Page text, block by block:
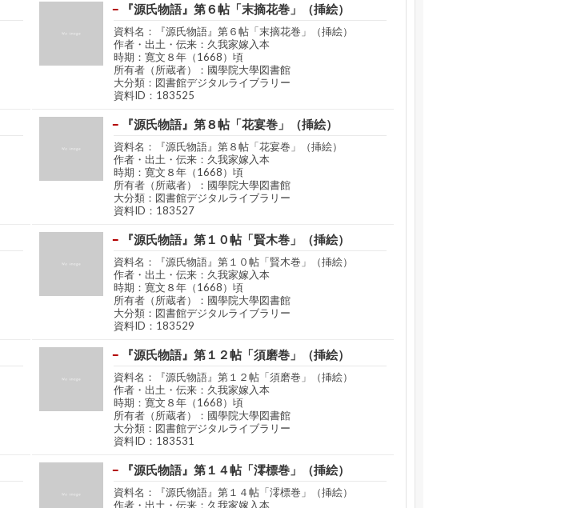
『源氏物語』第６帖「末摘花巻」（挿絵）
資料名：『源氏物語』第６帖「末摘花巻」（挿絵）
作者・出土・伝来：久我家嫁入本
時期：寛文８年（1668）頃
所有者（所蔵者）：國學院大學図書館
大分類：図書館デジタルライブラリー
資料ID：183525
『源氏物語』第８帖「花宴巻」（挿絵）
資料名：『源氏物語』第８帖「花宴巻」（挿絵）
作者・出土・伝来：久我家嫁入本
時期：寛文８年（1668）頃
所有者（所蔵者）：國學院大學図書館
大分類：図書館デジタルライブラリー
資料ID：183527
『源氏物語』第１０帖「賢木巻」（挿絵）
資料名：『源氏物語』第１０帖「賢木巻」（挿絵）
作者・出土・伝来：久我家嫁入本
時期：寛文８年（1668）頃
所有者（所蔵者）：國學院大學図書館
大分類：図書館デジタルライブラリー
資料ID：183529
『源氏物語』第１２帖「須磨巻」（挿絵）
資料名：『源氏物語』第１２帖「須磨巻」（挿絵）
作者・出土・伝来：久我家嫁入本
時期：寛文８年（1668）頃
所有者（所蔵者）：國學院大學図書館
大分類：図書館デジタルライブラリー
資料ID：183531
『源氏物語』第１４帖「澪標巻」（挿絵）
資料名：『源氏物語』第１４帖「澪標巻」（挿絵）
作者・出土・伝来：久我家嫁入本